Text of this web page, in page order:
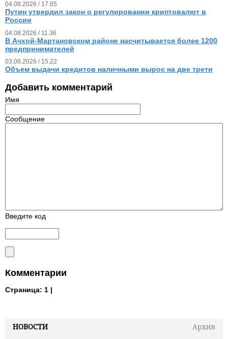
НОВОСТИ
Архив
04.08.2026 / 17.05
Путин утвердил закон о регулировании криптовалют в
России
04.08.2026 / 11.36
В Ачхой-Мартановском районе насчитывается более 1200
предпринимателей
03.08.2026 / 15.22
Объем выдачи кредитов наличными вырос на две трети
Добавить комментарий
Имя
Сообщение
Введите код
Комментарии
Страница: 1 |